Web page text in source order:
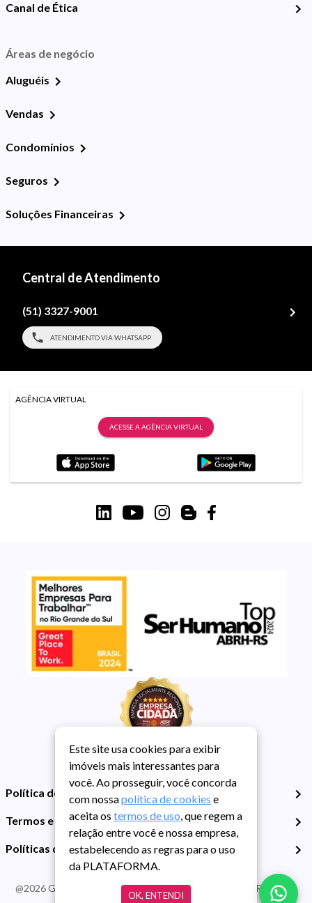
Canal de Ética
Áreas de negócio
Aluguéis
Vendas
Condomínios
Seguros
Soluções Financeiras
Central de Atendimento
(51) 3327-9001
ATENDIMENTO VIA WHATSAPP
AGÊNCIA VIRTUAL
ACESSE A AGÊNCIA VIRTUAL
Política de Privacidade
Termos e Condições de Uso
Políticas de Cookies
@2026Guarida Imóvel. Todos os direitos reservados. CRECI RS -
Este site usa cookies para exibir
imóveis mais interessantes para
você. Ao prosseguir, você concorda
com nossapolítica de cookies e
aceita os termos de uso, que regem a
relação entre você e nossa empresa,
estabelecendo as regras para o uso
da PLATAFORMA.
OK, ENTENDI